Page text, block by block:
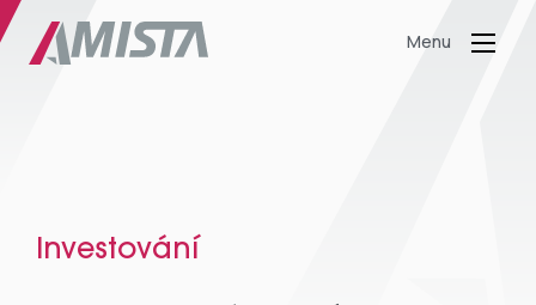
Menu
Investování